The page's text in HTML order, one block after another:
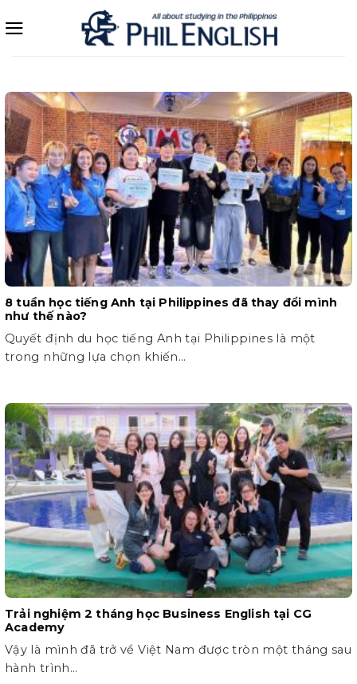
qua
8 tuần học tiếng Anh tại Philippines đã thay đổi mình
như thế nào?
Quyết định du học tiếng Anh tại Philippines là một
trong những lựa chọn khiến...
Trải nghiệm 2 tháng học Business English tại CG
Academy
Vậy là mình đã trở về Việt Nam được tròn một tháng sau
hành trình...